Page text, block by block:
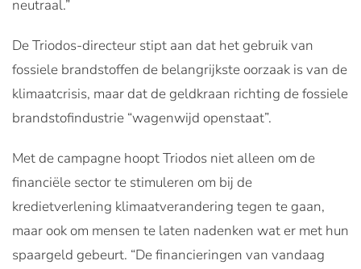
neutraal.”
De Triodos-directeur stipt aan dat het gebruik van
fossiele brandstoffen de belangrijkste oorzaak is van de
klimaatcrisis, maar dat de geldkraan richting de fossiele
brandstofindustrie “wagenwijd openstaat”.
Met de campagne hoopt Triodos niet alleen om de
financiële sector te stimuleren om bij de
kredietverlening klimaatverandering tegen te gaan,
maar ook om mensen te laten nadenken wat er met hun
spaargeld gebeurt. “De financieringen van vandaag